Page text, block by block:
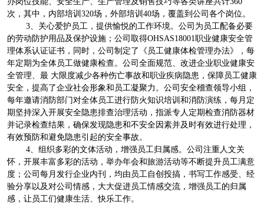
次，其中，内部培训320场，外部培训40场，覆盖到公司各个岗位。
3、关心爱护员工，提供愉悦的工作环境。公司为员工配备必要
的劳动防护用品及保护设施；公司取得OHSAS18001职业健康安全管
理体系认证证书，同时，公司制定了《员工健康体检管理办法》，每
年定期为全体员工做健康检查。公司全面规范、改进企业职业健康安
全管理、最 大限度减少各种伤亡事故和职业疾病隐患，保障员工健康
安全，提高了企业社会形象和员工凝聚力。公司安全稽查领导小组，
每年邀请消防部门对全体员工进行防火知识培训和消防演练，每月定
期坚持深入开展安全隐患排查治理活动，指派专人定期检查消防器材
并记录检查结果，确保发现隐患和不安全因素并及时有效进行处理，
有效预防和避免隐患引起的安全事故。
4、组织多彩的文体活动，增强员工归属感。公司注重人文关
怀，开展丰富多彩的活动，举办年会和旅游活动等不断提升员工满意
度；公司每月发行企业内刊，均由员工自创投搞，书写工作感受、经
验分享以及对公司情感，大大促进员工情感交流，增强员工的归属
感，让员工们健康生活、快乐工作。